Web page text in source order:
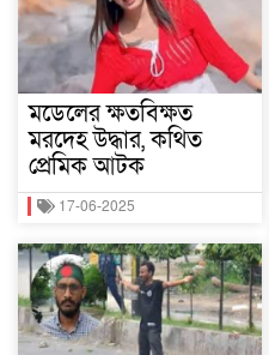
মডেলের ক্ষতবিক্ষত
মরদেহ উদ্ধার, কথিত
প্রেমিক আটক
17-06-2025